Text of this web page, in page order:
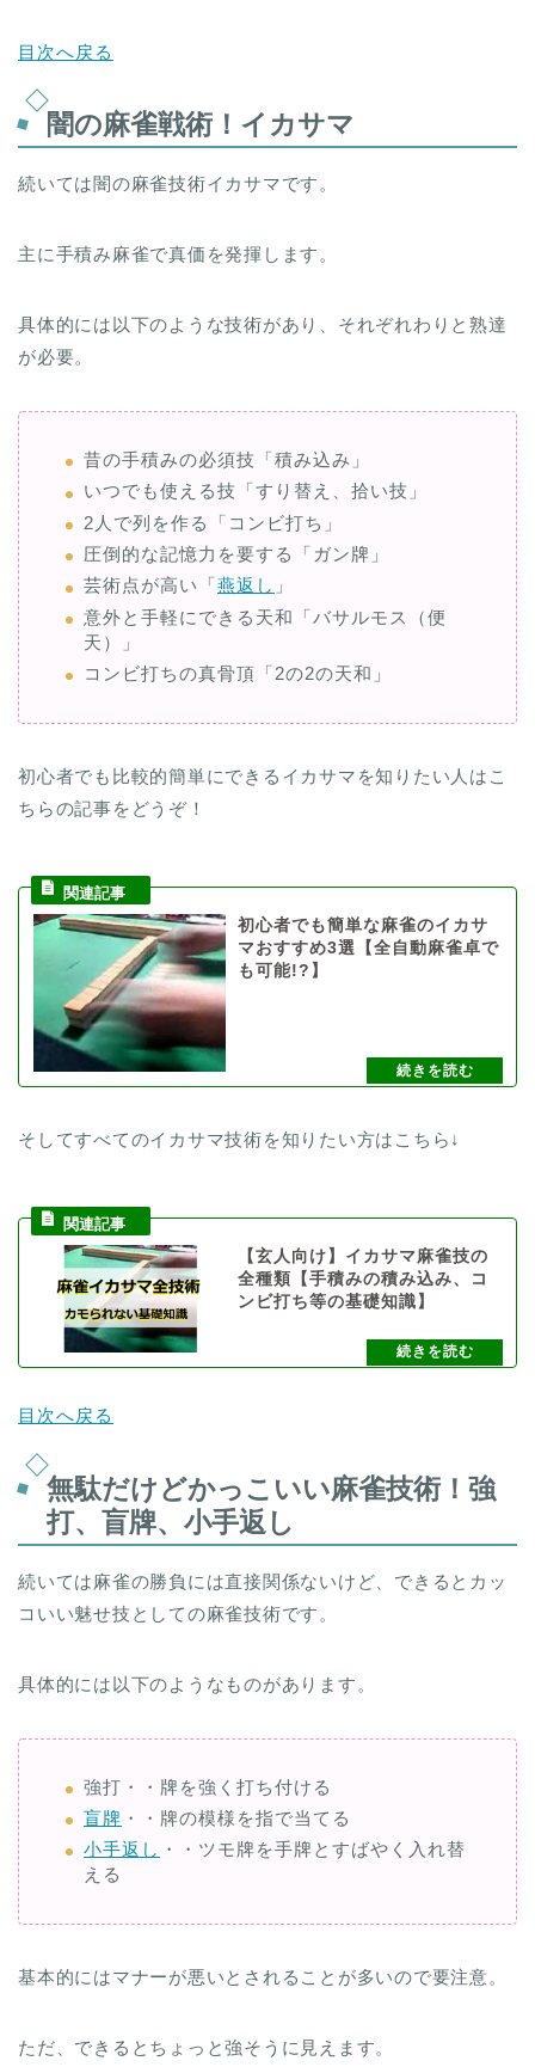
目次へ戻る
闇の麻雀戦術！イカサマ
続いては闇の麻雀技術イカサマです。
主に手積み麻雀で真価を発揮します。
具体的には以下のような技術があり、それぞれわりと熟達
が必要。
昔の手積みの必須技「積み込み」
いつでも使える技「すり替え、拾い技」
2人で列を作る「コンビ打ち」
圧倒的な記憶力を要する「ガン牌」
芸術点が高い「燕返し 」
意外と手軽にできる天和「バサルモス（便
天）」
コンビ打ちの真骨頂「2の2の天和」
初心者でも比較的簡単にできるイカサマを知りたい人はこ
ちらの記事をどうぞ！
初心者でも簡単な麻雀のイカサ
マおすすめ3選【全自動麻雀卓で
も可能!?】
そしてすべてのイカサマ技術を知りたい方はこちら↓
【玄人向け】イカサマ麻雀技の
全種類【手積みの積み込み、コ
ンビ打ち等の基礎知識】
目次へ戻る
無駄だけどかっこいい麻雀技術！強
打、盲牌、小手返し
続いては麻雀の勝負には直接関係ないけど、できるとカッ
コいい魅せ技としての麻雀技術です。
具体的には以下のようなものがあります。
強打・・牌を強く打ち付ける
盲牌 ・・牌の模様を指で当てる
小手返し ・・ツモ牌を手牌とすばやく入れ替
える
基本的にはマナーが悪いとされることが多いので要注意。
ただ、できるとちょっと強そうに見えます。